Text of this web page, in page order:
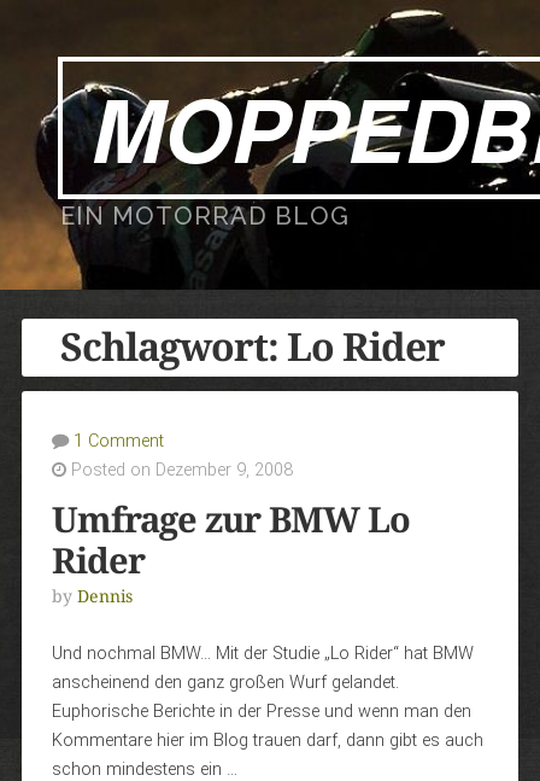
EIN MOTORRAD BLOG
Schlagwort: Lo Rider
1 Comment
Posted on Dezember 9, 2008
Umfrage zur BMW Lo
Rider
by Dennis
Und nochmal BMW… Mit der Studie „Lo Rider“ hat BMW
anscheinend den ganz großen Wurf gelandet.
Euphorische Berichte in der Presse und wenn man den
Kommentare hier im Blog trauen darf, dann gibt es auch
schon mindestens ein …